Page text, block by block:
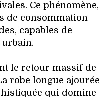
Ce phénomène,
de consommation
capables de
urbain.
le retour massif de
robe longue ajourée
qui domine